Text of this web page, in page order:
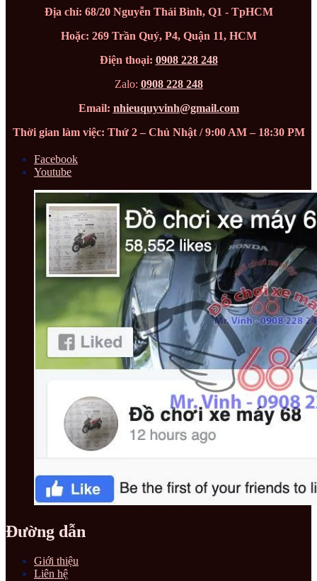
Địa chỉ: 68/20 Nguyễn Thái Bình, Q1 - TpHCM
Hoặc: 269 Trần Quý, P4, Quận 11, HCM
Điện thoại: 0908 228 248
Zalo: 0908 228 248
Email: nhieuquyvinh@gmail.com
Thời gian làm việc: Thứ 2 – Chủ Nhật / 9:00 AM – 18:30 PM
Facebook
Youtube
Đường dẫn
Giới thiệu
Liên hệ